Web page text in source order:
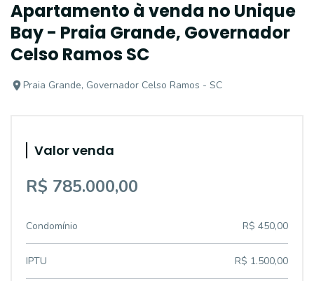
Apartamento à venda no Unique
Bay - Praia Grande, Governador
Celso Ramos SC
Praia Grande, Governador Celso Ramos - SC
Valor venda
R$ 785.000,00
Condomínio R$ 450,00
IPTU R$ 1.500,00